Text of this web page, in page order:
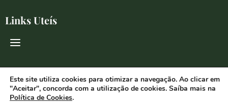
Links Uteís
Redes Sociais
Este site utiliza cookies para otimizar a navegação. Ao clicar em
"Aceitar", concorda com a utilização de cookies. Saíba mais na
Política de Cookies.